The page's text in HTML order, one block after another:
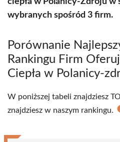
wybranych spośród 3 firm.
Porównanie
Rankingu Firm
Ciepła w Polanicy-
W poniższej tabeli znajdziesz
znajdziesz w naszym rankingu.